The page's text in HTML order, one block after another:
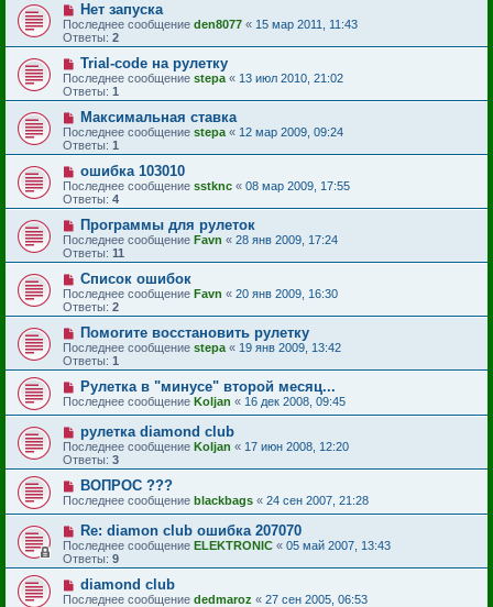
Нет запуска
Последнее сообщение den8077 « 15 мар 2011, 11:43
Ответы: 2
Trial-code на рулетку
Последнее сообщение stepa « 13 июл 2010, 21:02
Ответы: 1
Максимальная ставка
Последнее сообщение stepa « 12 мар 2009, 09:24
Ответы: 1
ошибка 103010
Последнее сообщение sstknc « 08 мар 2009, 17:55
Ответы: 4
Программы для рулеток
Последнее сообщение Favn « 28 янв 2009, 17:24
Ответы: 11
Список ошибок
Последнее сообщение Favn « 20 янв 2009, 16:30
Ответы: 2
Помогите восстановить рулетку
Последнее сообщение stepa « 19 янв 2009, 13:42
Ответы: 1
Рулетка в "минусе" второй месяц...
Последнее сообщение Koljan « 16 дек 2008, 09:45
рулетка diamond club
Последнее сообщение Koljan « 17 июн 2008, 12:20
Ответы: 3
ВОПРОС ???
Последнее сообщение blackbags « 24 сен 2007, 21:28
Re: diamon club ошибка 207070
Последнее сообщение ELEKTRONIC « 05 май 2007, 13:43
Ответы: 9
diamond club
Последнее сообщение dedmaroz « 27 сен 2005, 06:53